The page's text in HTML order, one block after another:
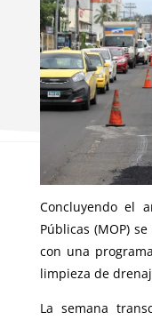
Concluyendo el
Públicas (MOP)
con una
limpieza de
La semana